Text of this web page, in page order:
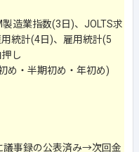
造業指数(3日)、JOLTS求
統計(4日)、雇用統計(5
し
め・半期初め・年初め)
議事録の公表済み→次回金